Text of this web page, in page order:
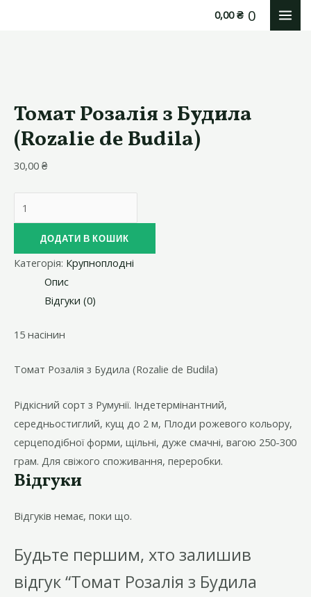
0,00₴ 0
Томат Розалія з Будила
(Rozalie de Budila)
30,00 ₴
Розалія
Будила
(Rozalie
кількість
ДОДАТИ В КОШИК
Категорія: Крупноплодні
Опис
Відгуки (0)
15 насінин
Томат Розалія з Будила (Rozalie de Budila)
Рідкісний сорт з Румунії. Індетермінантний,
середньостиглий, кущ до 2 м, Плоди рожевого кольору,
серцеподібної форми, щільні, дуже смачні, вагою 250-300
грам. Для свіжого споживання, переробки.
Відгуки
Відгуків немає, поки що.
Будьте першим, хто залишив
відгук “Томат Розалія з Будила